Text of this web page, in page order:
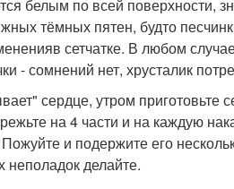
белым по всей поверхности,
тёмных пятен, будто
сетчатке. В любом
- сомнений нет, хрусталик
сердце, утром приготовьте
на 4 части и на каждую
и подержите его
неполадок делайте.